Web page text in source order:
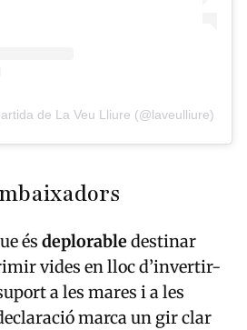
de La Veu Lliure (@laveulliure)
és deplorabledestinar
vides en lloc d’invertir-
a les mares i a les
marca un gir clar